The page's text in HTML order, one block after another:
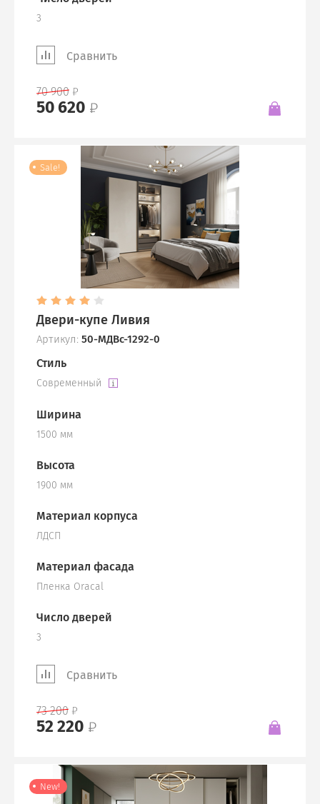
3
Сравнить
70 900
50 620
Sale!
Двери-купе Ливия
Артикул: 50-МДВс-1292-0
Стиль
Современный
Ширина
1500 мм
Высота
1900 мм
Материал корпуса
ЛДСП
Материал фасада
Пленка Oracal
Число дверей
3
Сравнить
73 200
52 220
New!